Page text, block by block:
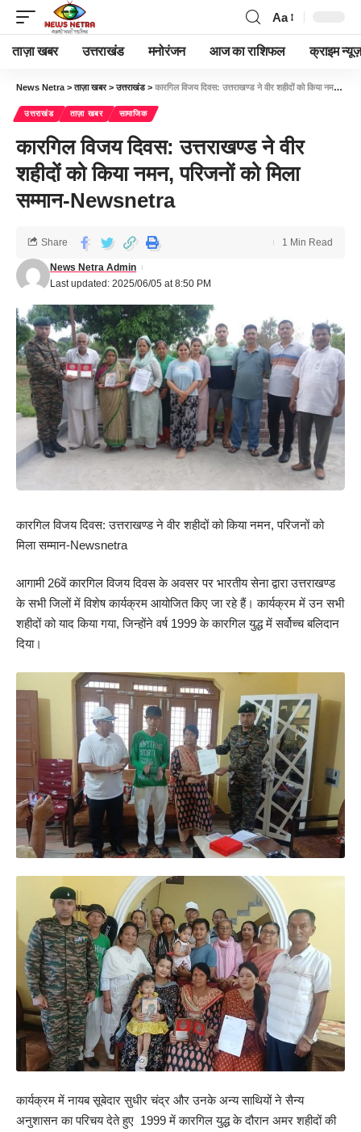
Aa
ताज़ा खबर उत्तराखंड मनोरंजन आज का राशिफल क्राइम न्यूज़
News Netra >ताज़ा खबर>उत्तराखंड> कारगिल विजय दिवस: उत्तराखण्ड ने वीर शहीदों को किया नमन, परिजनों को मिला सम्मान-Newsnetra
उत्तराखंड ताज़ा खबर सामाजिक
कारगिल विजय दिवस: उत्तराखण्ड ने वीर
शहीदों को किया नमन, परिजनों को मिला
सम्मान-Newsnetra
Last updated: 2025/06/05 at 8:50 PM
News Netra Admin
Share 1 Min Read
कारगिल विजय दिवस: उत्तराखण्ड ने वीर शहीदों को किया नमन, परिजनों को
मिला सम्मान-Newsnetra
आगामी 26वें कारगिल विजय दिवस के अवसर पर भारतीय सेना द्वारा उत्तराखण्ड
के सभी जिलों में विशेष कार्यक्रम आयोजित किए जा रहे हैं। कार्यक्रम में उन सभी
शहीदों को याद किया गया, जिन्होंने वर्ष 1999 के कारगिल युद्ध में सर्वोच्च बलिदान
दिया।
कार्यक्रम में नायब सूबेदार सुधीर चंद्र और उनके अन्य साथियों ने सैन्य
अनुशासन का परिचय देते हुए 1999 में कारगिल युद्ध के दौरान अमर शहीदों की